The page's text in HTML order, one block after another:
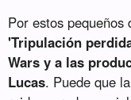
Por estos
'Tripulación
Wars y a las
Lucas. Puede que